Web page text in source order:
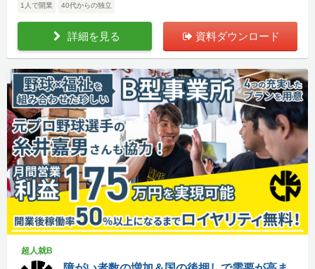
1人で開業 40代からの独立
詳細を見る 資料ダウンロード
超人就B